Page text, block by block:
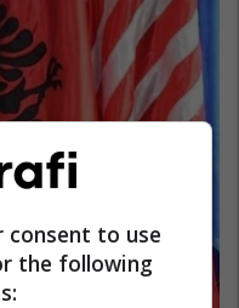
consent to use
the following